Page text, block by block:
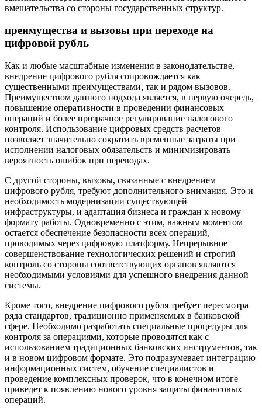
вмешательства со стороны государственных структур.
преимущества и вызовы при переходе на
цифровой рубль
Как и любые масштабные изменения в законодательстве,
внедрение цифрового рубля сопровождается как
существенными преимуществами, так и рядом вызовов.
Преимуществом данного подхода является, в первую очередь,
повышение оперативности в проведении финансовых
операций и более прозрачное регулирование налогового
контроля. Использование цифровых средств расчетов
позволяет значительно сократить временные затраты при
исполнении налоговых обязательств и минимизировать
вероятность ошибок при переводах.
С другой стороны, вызовы, связанные с внедрением
цифрового рубля, требуют дополнительного внимания. Это и
необходимость модернизации существующей
инфраструктуры, и адаптация бизнеса и граждан к новому
формату работы. Одновременно с этим, важным моментом
остается обеспечение безопасности всех операций,
проводимых через цифровую платформу. Непрерывное
совершенствование технологических решений и строгий
контроль со стороны соответствующих органов являются
необходимыми условиями для успешного внедрения данной
системы.
Кроме того, внедрение цифрового рубля требует пересмотра
ряда стандартов, традиционно применяемых в банковской
сфере. Необходимо разработать специальные процедуры для
контроля за операциями, которые проводятся как с
использованием традиционных банковских инструментов, так
и в новом цифровом формате. Это подразумевает интеграцию
информационных систем, обучение специалистов и
проведение комплексных проверок, что в конечном итоге
приведет к появлению нового уровня защиты финансовых
операций.